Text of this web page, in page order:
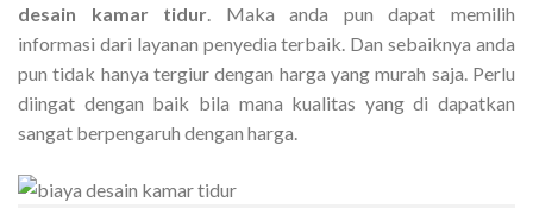
desain kamar tidur . Maka anda pun dapat memilih
informasi dari layanan penyedia terbaik. Dan sebaiknya anda
pun tidak hanya tergiur dengan harga yang murah saja. Perlu
diingat dengan baik bila mana kualitas yang di dapatkan
sangat berpengaruh dengan harga.